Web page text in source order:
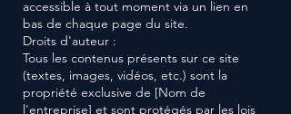
accessible à tout moment via un lien en
bas de chaque page du site.
Droits d'auteur :
Tous les contenus présents sur ce site
(textes, images, vidéos, etc.) sont la
propriété exclusive de [Nom de
l'entreprise] et sont protégés par les lois